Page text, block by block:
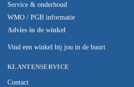
Service & onderhoud
WMO / PGB informatie
Advies in de winkel
Vind een winkel bij jou in de buurt
KLANTENSERVICE
Contact